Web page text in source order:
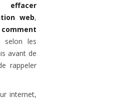
effacer
web,
comment
selon les
avant de
rappeler
internet,